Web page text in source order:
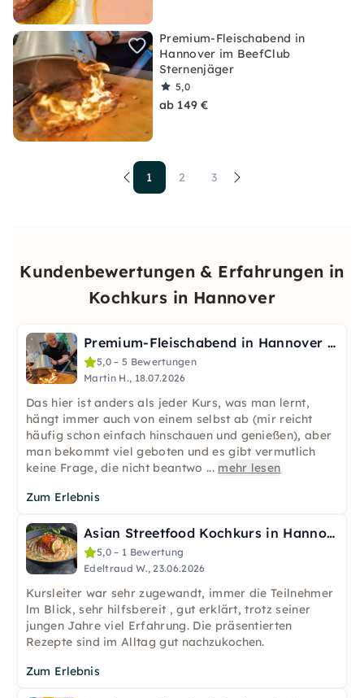
Premium-Fleischabend in
Hannover im BeefClub
Sternenjäger
5,0
ab 149 €
1 2 3
Kundenbewertungen & Erfahrungen in
Kochkurs in Hannover
Premium-Fleischabend in Hannover im BeefClub Sternenjäger
5,0 – 5 Bewertungen
Martin H., 18.07.2026
Das hier ist anders als jeder Kurs, was man lernt,
hängt immer auch von einem selbst ab (mir reicht
häufig schon einfach hinschauen und genießen), aber
man bekommt viel geboten und es gibt vermutlich
keine Frage, die nicht beantwo ... mehr lesen
Zum Erlebnis
Asian Streetfood Kochkurs in Hannover
5,0 – 1 Bewertung
Edeltraud W., 23.06.2026
Kursleiter war sehr zugewandt, immer die Teilnehmer
lm Blick, sehr hilfsbereit , gut erklärt, trotz seiner
jungen Jahre viel Erfahrung. Die präsentierten
Rezepte sind im Alltag gut nachzukochen.
Zum Erlebnis